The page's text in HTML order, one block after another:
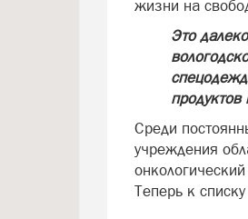
жизни на
Это
Среди
учреждения
Теперь к